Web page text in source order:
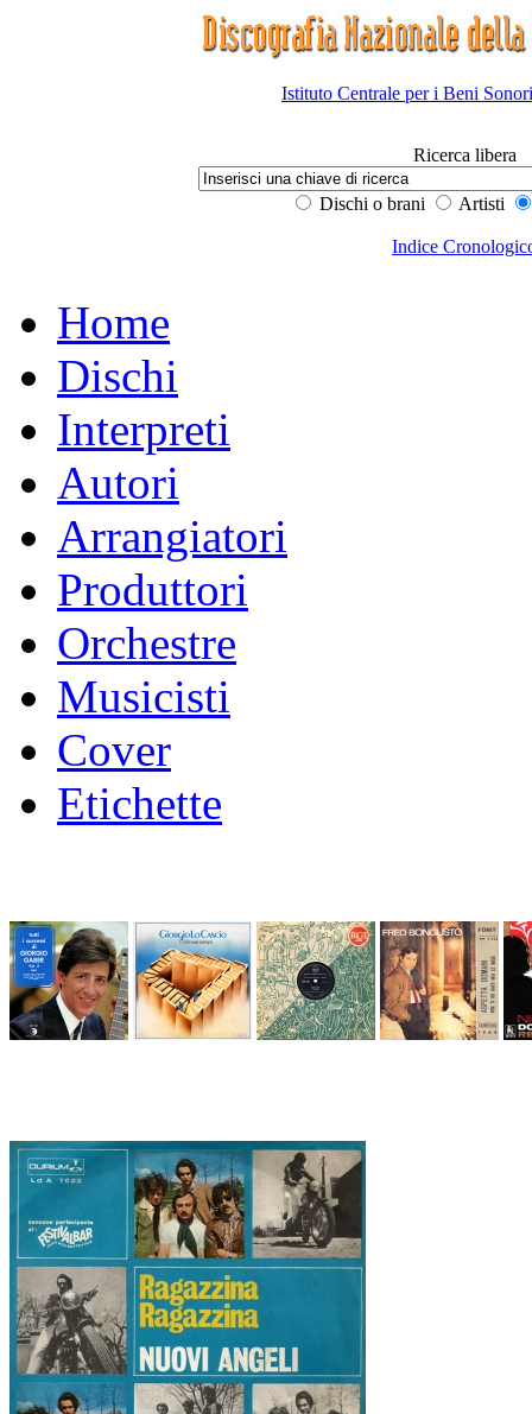
Istituto Centrale per i Beni
Ricerca libera
Dischi o brani Artisti
Indice
Home
Dischi
Interpreti
Autori
Arrangiatori
Produttori
Orchestre
Musicisti
Cover
Etichette